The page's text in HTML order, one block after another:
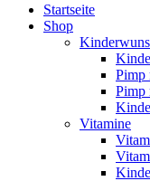
Startseite
Shop
Pimp
Pimp
Vitamine